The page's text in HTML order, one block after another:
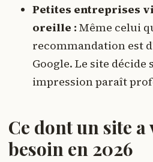
Petites entreprises
oreille : Même celui
recommandation est
Google. Le site décide
impression paraît
Ce dont un site
besoin en 2026